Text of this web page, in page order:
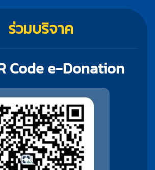
ร่วมบริจาค
Code e-Donation